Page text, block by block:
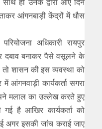
ही उनके द्वारा आए दिन
आंगनबाड़ी केंद्रों में धौस
अधिकारी रायपुर
दबाव बनाकर पैसे वसूलने के
शासन की इस व्यवस्था को
आंगनवाड़ी कार्यकर्ता सगरा
मलाल का उल्लेख करते हुए
है आखिर कार्यकर्ता को
अगर इसकी जांच कराई जाए